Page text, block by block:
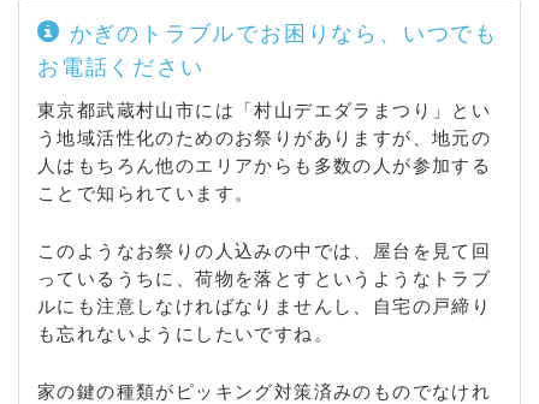
かぎのトラブルでお困りなら、いつでも
お電話ください
東京都武蔵村山市には「村山デエダラまつり」とい
う地域活性化のためのお祭りがありますが、地元の
人はもちろん他のエリアからも多数の人が参加する
ことで知られています。
このようなお祭りの人込みの中では、屋台を見て回
っているうちに、荷物を落とすというようなトラブ
ルにも注意しなければなりませんし、自宅の戸締り
も忘れないようにしたいですね。
家の鍵の種類がピッキング対策済みのものでなけれ